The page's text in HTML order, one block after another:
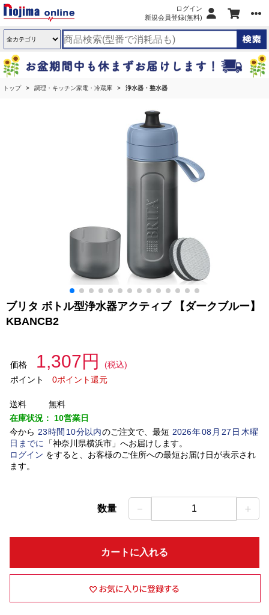
ログイン
新規会員登録(無料)
トップ 調理・キッチン家電・冷蔵庫 浄水器・整水器
ブリタ ボトル型浄水器アクティブ 【ダークブルー】
KBANCB2
価格 1,307円
(税込)
ポイント
0ポイント還元
送料
無料
在庫状況： 10営業日
今から 23時間 10分以内のご注文で、最短 2026年08 月 27 日木曜
日 までに 「神奈川県横浜市」 へお届けします。
ログイン をすると、お客様のご住所への最短お届け日が表示され
ます。
数量 － 1 ＋
カートに入れる